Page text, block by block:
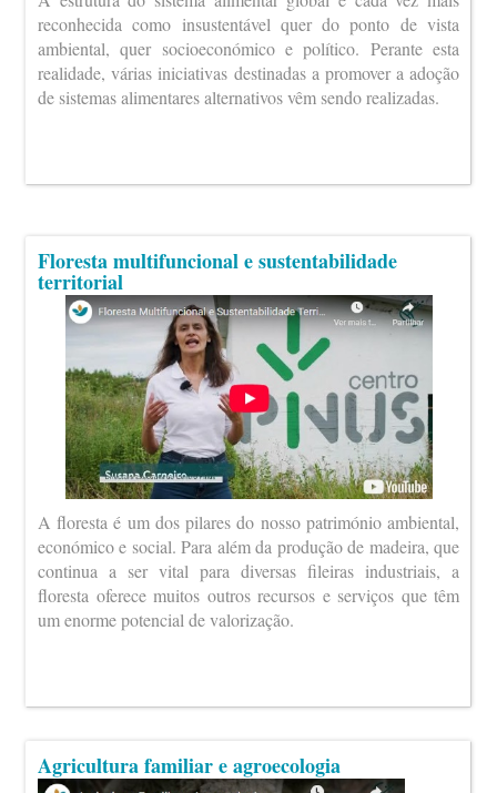
reconhecida como insustentável quer do ponto de vista
ambiental, quer socioeconómico e político. Perante esta
realidade, várias iniciativas destinadas a promover a adoção
de sistemas alimentares alternativos vêm sendo realizadas.
Floresta multifuncional e sustentabilidade
territorial
A floresta é um dos pilares do nosso património ambiental,
económico e social. Para além da produção de madeira, que
continua a ser vital para diversas fileiras industriais, a
floresta oferece muitos outros recursos e serviços que têm
um enorme potencial de valorização.
Agricultura familiar e agroecologia